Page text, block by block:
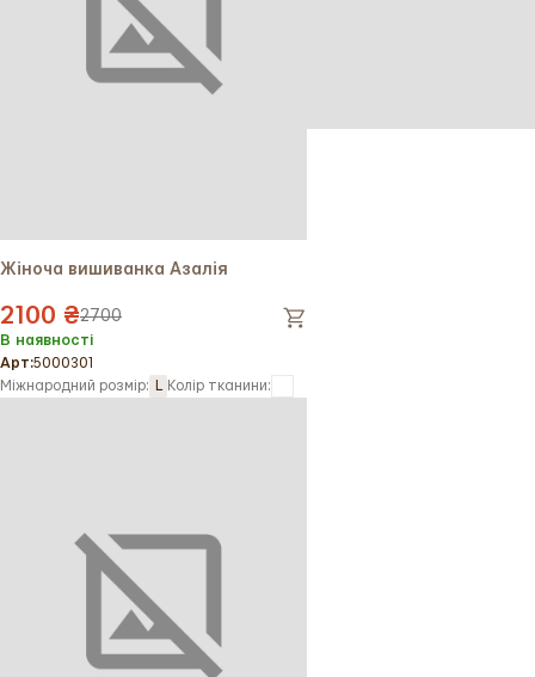
Жіноча вишиванка Азалія
2100 ₴2700
В наявності
Арт:5000301
Міжнародний розмір:
Колір тканини: